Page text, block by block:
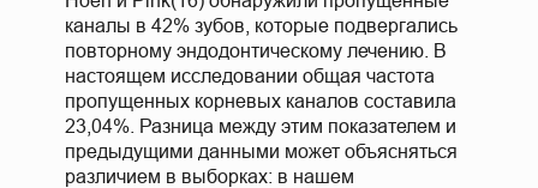
каналы в 42% зубов, которые подвергались
повторному эндодонтическому лечению. В
настоящем исследовании общая частота
пропущенных корневых каналов составила
23,04%. Разница между этим показателем и
предыдущими данными может объясняться
различием в выборках: в нашем